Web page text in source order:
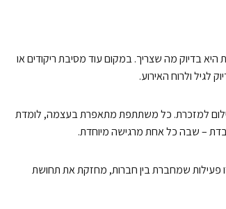
היא בדיוק מה שצריך. במקום עוד מסיבת ריקודים או
לגיל ולרוח האירוע.
למזכרת. כל משתתפת מתאפרת בעצמה, לומדת
– שבה כל אחת מרגישה מיוחדת.
פעילות שמחברת בין חברות, מחזקת את תחושת